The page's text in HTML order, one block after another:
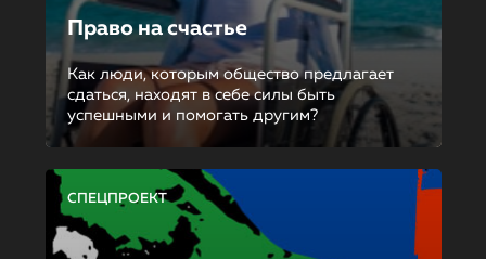
Право на счастье
Как люди, которым общество предлагает
сдаться, находят в себе силы быть
успешными и помогать другим?
СПЕЦПРОЕКТ